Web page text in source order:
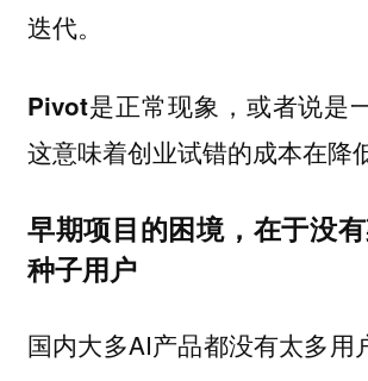
迭代。
Pivot是正常现象，或者说是
这意味着创业试错的成本在降
早期项目的困境，在于没
种子用户
国内大多AI产品都没有太多用